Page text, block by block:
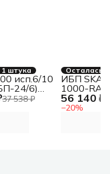
штука
37 538 ₽
исп.6/10
24/6)
10А при
Осталась
56 140 ₽
−20%
ИБП
1000-
{Online,
1000ВА/